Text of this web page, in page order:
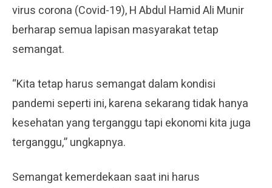
virus corona (Covid-19), H Abdul Hamid Ali Munir
berharap semua lapisan masyarakat tetap
semangat.
“Kita tetap harus semangat dalam kondisi
pandemi seperti ini, karena sekarang tidak hanya
kesehatan yang terganggu tapi ekonomi kita juga
terganggu,” ungkapnya.
Semangat kemerdekaan saat ini harus